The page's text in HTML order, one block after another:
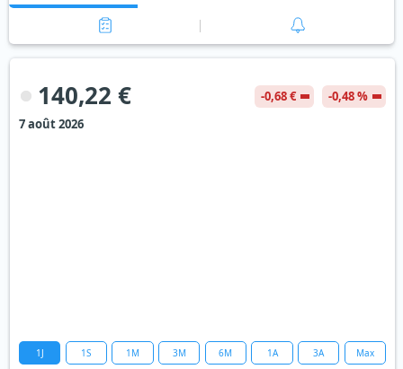
140,22 € -0,68 €
-0,48 %
7 août 2026
1J 1S 1M 3M 6M 1A 3A Max